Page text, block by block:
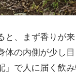
、まず香りが来
の内側が少し目
で人に届く飲み